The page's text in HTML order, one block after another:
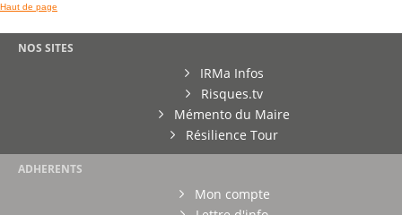
Haut de page
NOS SITES
IRMa Infos
Risques.tv
Mémento du Maire
Résilience Tour
ADHERENTS
Mon compte